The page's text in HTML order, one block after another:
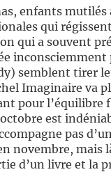
enfants mutilés
qui
qui a souvent
inconsciemment
semblent tirer
Imaginaire va
pour l’équilibre
est
pas
mais
d’un livre et la